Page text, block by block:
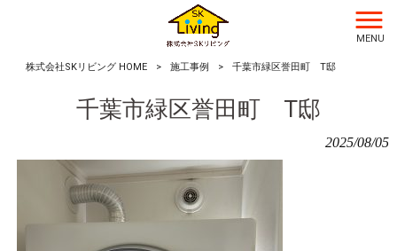
MENU
株式会社SKリビング HOME > 施工事例 > 千葉市緑区誉田町 T邸
千葉市緑区誉田町 T邸
2025/08/05